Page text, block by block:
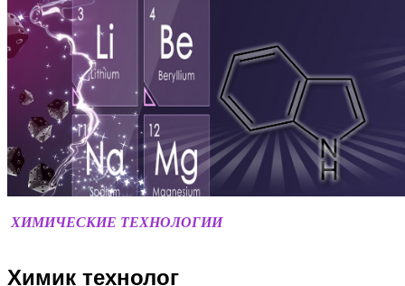
ХИМИЧЕСКИЕ ТЕХНОЛОГИИ
Химик технолог